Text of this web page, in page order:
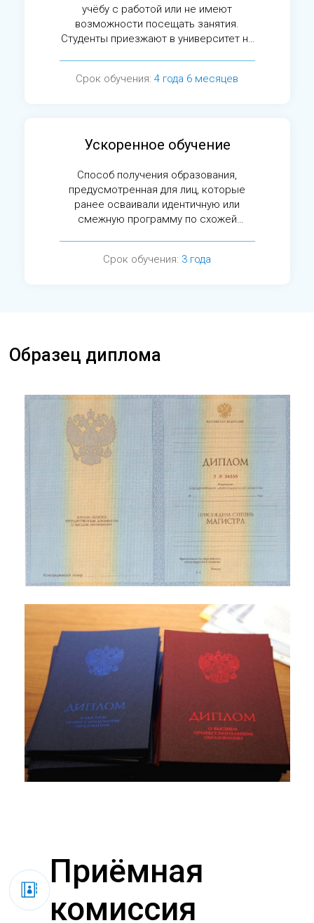
учёбу с работой или не имеют
возможности посещать занятия.
Студенты приезжают в университет на
Срок обучения: 4 года 6 месяцев
Ускоренное обучение
Способ получения образования,
предусмотренная для лиц, которые
ранее осваивали идентичную или
смежную программу по схожей
Срок обучения: 3 года
Образец диплома
Приёмная
комиссия